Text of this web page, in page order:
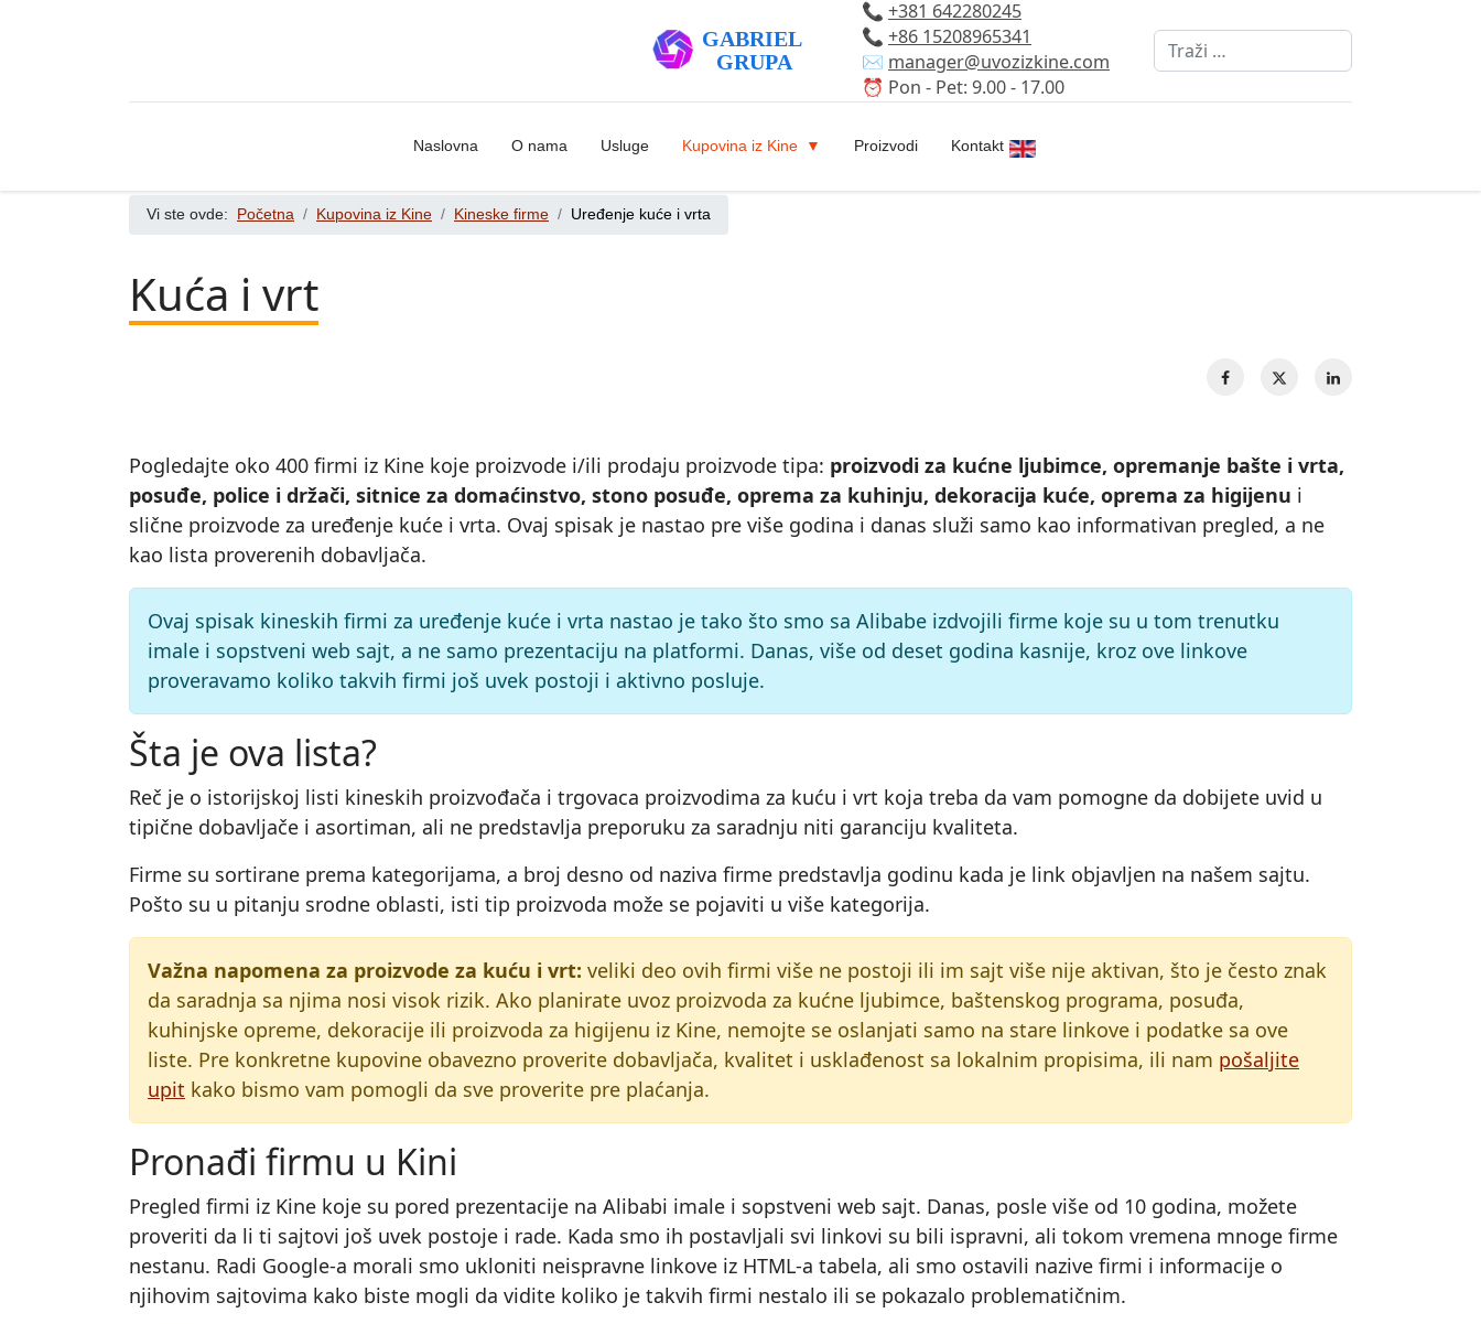
📞 +381 642280245
📞 +86 15208965341
✉️ manager@uvozizkine.com
⏰ Pon - Pet: 9.00 - 17.00
Pretraži
Naslovna O nama Usluge Kupovina iz Kine Proizvodi Kontakt Izaberite vaš jezik
Vi ste ovde: Početna Kupovina iz Kine Kineske firme Uređenje kuće i vrta
Kuća i vrt
Pogledajte oko 400 firmi iz Kine koje proizvode i/ili prodaju proizvode tipa: proizvodi za kućne ljubimce, opremanje bašte i vrta,
posuđe, police i držači, sitnice za domaćinstvo, stono posuđe, oprema za kuhinju, dekoracija kuće, oprema za higijenu i
slične proizvode za uređenje kuće i vrta. Ovaj spisak je nastao pre više godina i danas služi samo kao informativan pregled, a ne
kao lista proverenih dobavljača.
Ovaj spisak kineskih firmi za uređenje kuće i vrta nastao je tako što smo sa Alibabe izdvojili firme koje su u tom trenutku
imale i sopstveni web sajt, a ne samo prezentaciju na platformi. Danas, više od deset godina kasnije, kroz ove linkove
proveravamo koliko takvih firmi još uvek postoji i aktivno posluje.
Šta je ova lista?
Reč je o istorijskoj listi kineskih proizvođača i trgovaca proizvodima za kuću i vrt koja treba da vam pomogne da dobijete uvid u
tipične dobavljače i asortiman, ali ne predstavlja preporuku za saradnju niti garanciju kvaliteta.
Firme su sortirane prema kategorijama, a broj desno od naziva firme predstavlja godinu kada je link objavljen na našem sajtu.
Pošto su u pitanju srodne oblasti, isti tip proizvoda može se pojaviti u više kategorija.
Važna napomena za proizvode za kuću i vrt: veliki deo ovih firmi više ne postoji ili im sajt više nije aktivan, što je često znak
da saradnja sa njima nosi visok rizik. Ako planirate uvoz proizvoda za kućne ljubimce, baštenskog programa, posuđa,
kuhinjske opreme, dekoracije ili proizvoda za higijenu iz Kine, nemojte se oslanjati samo na stare linkove i podatke sa ove
liste. Pre konkretne kupovine obavezno proverite dobavljača, kvalitet i usklađenost sa lokalnim propisima, ili nam pošaljite
upit kako bismo vam pomogli da sve proverite pre plaćanja.
Pronađi firmu u Kini
Pregled firmi iz Kine koje su pored prezentacije na Alibabi imale i sopstveni web sajt. Danas, posle više od 10 godina, možete
proveriti da li ti sajtovi još uvek postoje i rade. Kada smo ih postavljali svi linkovi su bili ispravni, ali tokom vremena mnoge firme
nestanu. Radi Google-a morali smo ukloniti neispravne linkove iz HTML-a tabela, ali smo ostavili nazive firmi i informacije o
njihovim sajtovima kako biste mogli da vidite koliko je takvih firmi nestalo ili se pokazalo problematičnim.